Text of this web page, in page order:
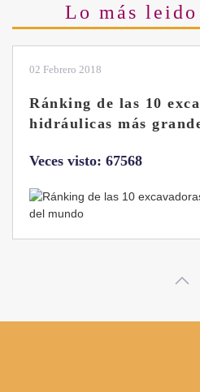
Lo más leido
28 Enero 2019
Las ventajas de la
B7 Sigma-6
Veces visto: 32224